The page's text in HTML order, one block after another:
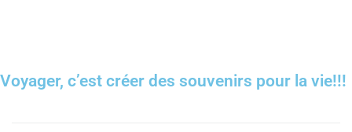
Voyager, c’est créer des souvenirs pour la vie!!!